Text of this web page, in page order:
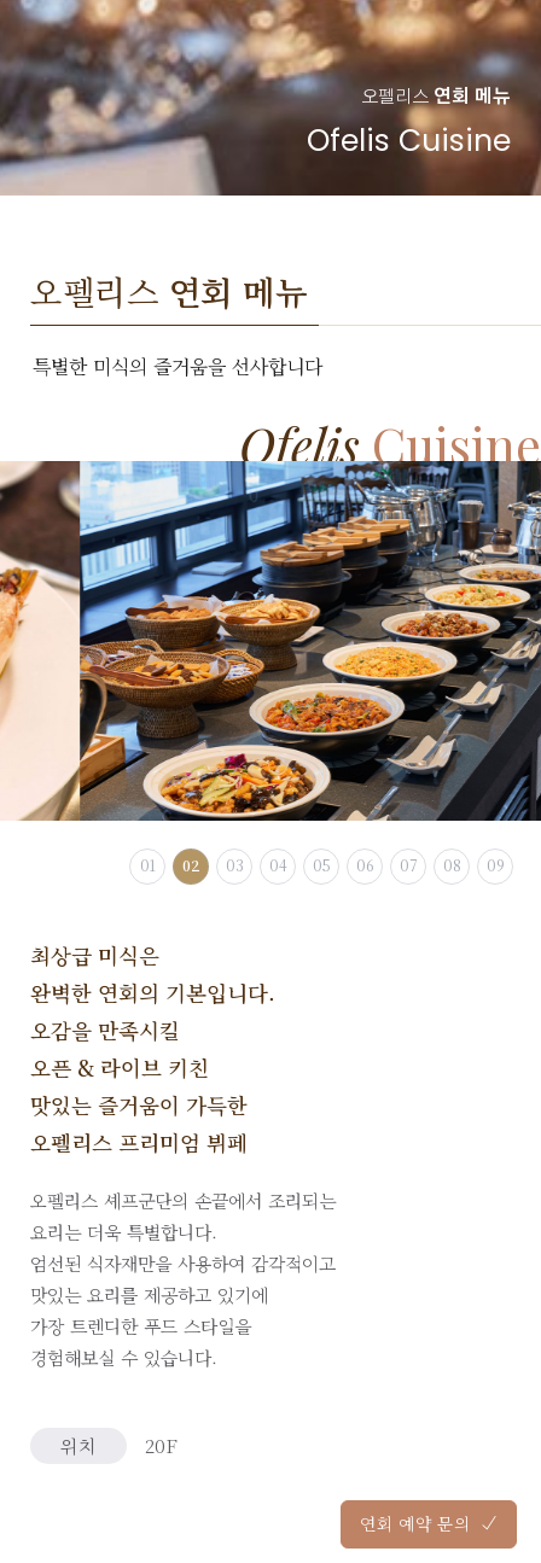
오펠리스 연회 메뉴
Ofelis Cuisine
오펠리스 연회 메뉴
특별한 미식의 즐거움을 선사합니다
OfelisCuisine
01 02 03 04 05 06 07 08 09
최상급 미식은
완벽한 연회의 기본입니다.
오감을 만족시킬
오픈 & 라이브 키친
맛있는 즐거움이 가득한
오펠리스 프리미엄 뷔페
오펠리스 셰프군단의 손끝에서 조리되는
요리는 더욱 특별합니다.
엄선된 식자재만을 사용하여 감각적이고
맛있는 요리를 제공하고 있기에
가장 트렌디한 푸드 스타일을
경험해보실 수 있습니다.
위치 20F
연회 예약 문의